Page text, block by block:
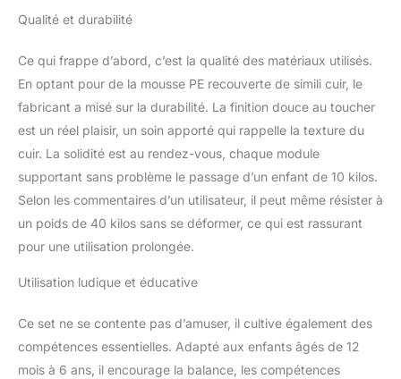
est certifié conforme aux
normes de sécurité
américaines et
garantissant qu'il est
exempt de substances
nocives, ce qui le rend
sans danger pour les
enfants. Fabrication :
fièrement fabriqué en
Lettonie, un pays de
de jeu doux est fabriqué
en mousse PE et
recouvert de cuir
végétalien (PVC).
Qualité et durabilité
Ce qui frappe d’abord, c’est la qualité des matériaux utilisés.
En optant pour de la mousse PE recouverte de simili cuir, le
fabricant a misé sur la durabilité. La finition douce au toucher
est un réel plaisir, un soin apporté qui rappelle la texture du
cuir. La solidité est au rendez-vous, chaque module
supportant sans problème le passage d’un enfant de 10 kilos.
Selon les commentaires d’un utilisateur, il peut même résister à
un poids de 40 kilos sans se déformer, ce qui est rassurant
pour une utilisation prolongée.
Utilisation ludique et éducative
Ce set ne se contente pas d’amuser, il cultive également des
compétences essentielles. Adapté aux enfants âgés de 12
mois à 6 ans, il encourage la balance, les compétences